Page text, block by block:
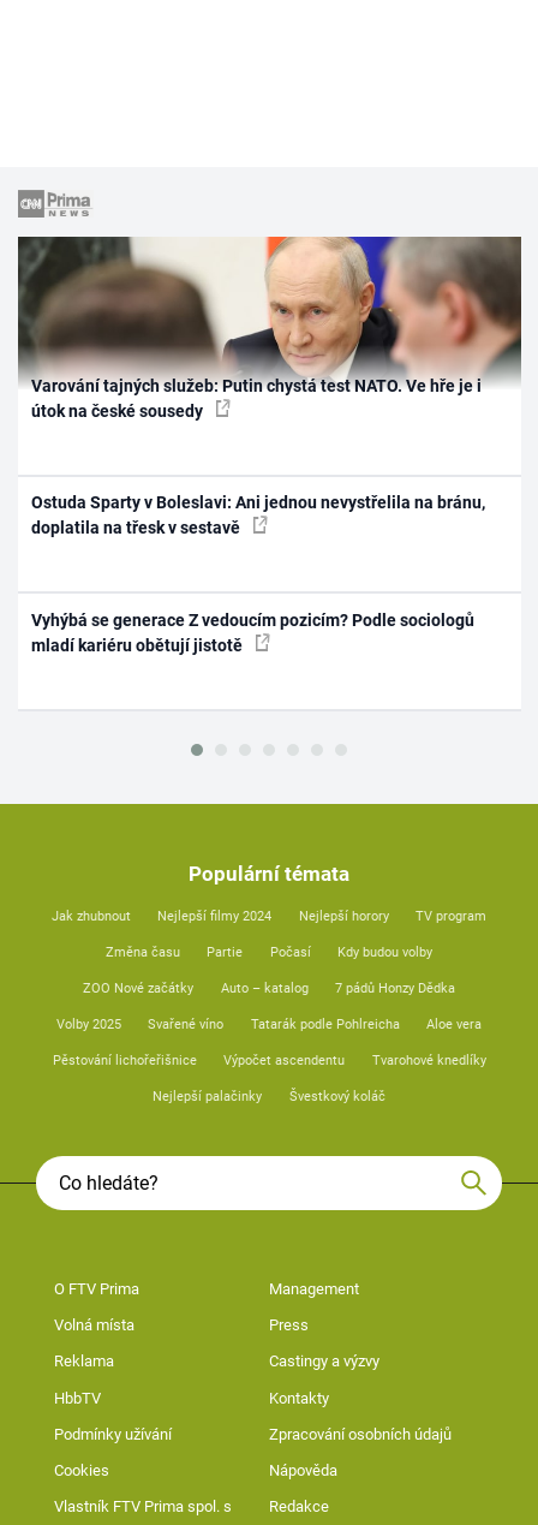
Varování tajných služeb: Putin chystá test NATO. Ve hře je i
útok na české sousedy
Ostuda Sparty v Boleslavi: Ani jednou nevystřelila na bránu,
doplatila na třesk v sestavě
Vyhýbá se generace Z vedoucím pozicím? Podle sociologů
mladí kariéru obětují jistotě
Populární témata
Jak zhubnout Nejlepší filmy 2024 Nejlepší horory TV program
Změna času Partie Počasí Kdy budou volby
ZOO Nové začátky Auto – katalog 7 pádů Honzy Dědka
Volby 2025 Svařené víno Tatarák podle Pohlreicha Aloe vera
Pěstování lichořeřišnice Výpočet ascendentu Tvarohové knedlíky
Nejlepší palačinky Švestkový koláč
O FTV Prima Management
Volná místa Press
Reklama Castingy a výzvy
HbbTV Kontakty
Podmínky užívání Zpracování osobních údajů
Cookies Nápověda
Vlastník FTV Prima spol. s
Redakce